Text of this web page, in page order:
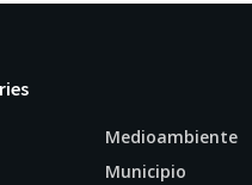
Medioambiente
Municipio